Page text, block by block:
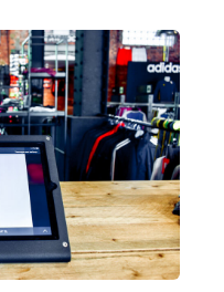
la satisfaction et